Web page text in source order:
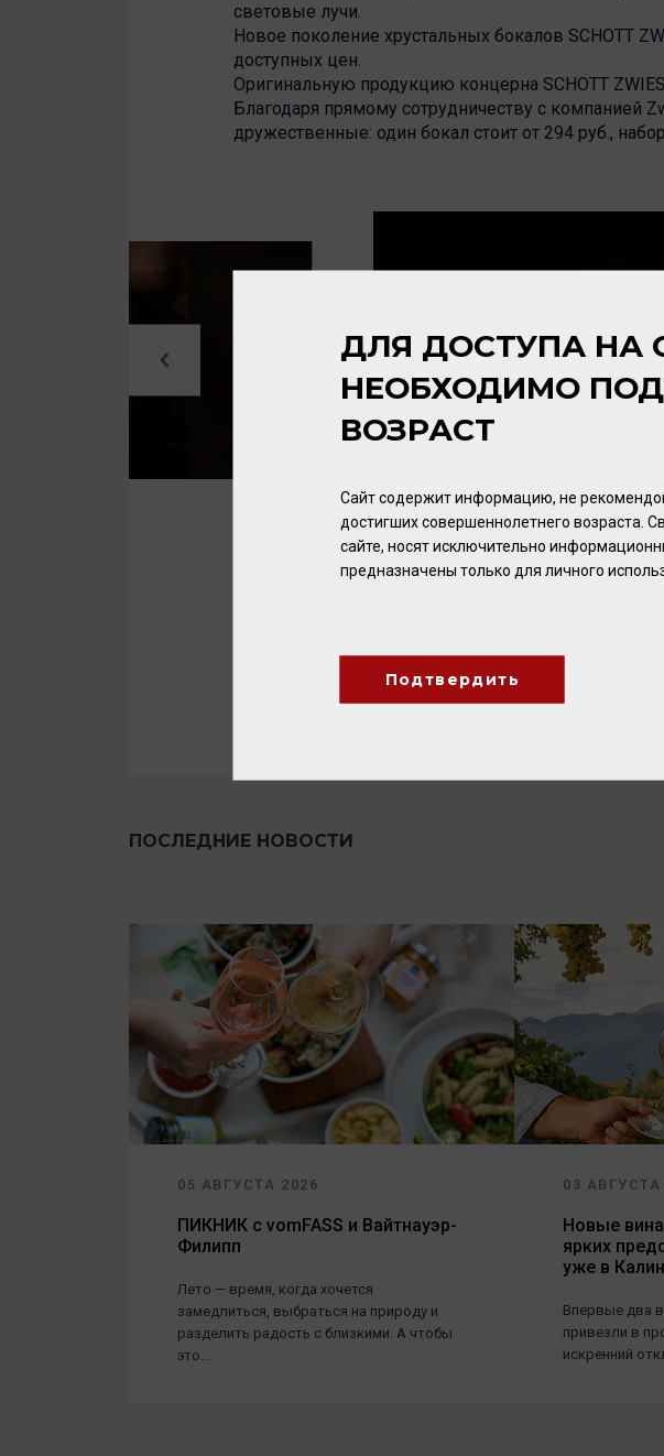
световые лучи.
Новое поколение хрустальных бокалов SCHOTT
доступных цен.
Оригинальную продукцию концерна SCHOTT
Благодаря прямому сотрудничеству с компанией
дружественные: один бокал стоит от 294 руб.,
ПОСЛЕДНИЕ НОВОСТИ
05 АВГУСТА 2026
ПИКНИК с vomFASS и Вайтнауэр-
Филипп
Лето — время, когда хочется
замедлиться, выбраться на природу и
разделить радость с близкими. А чтобы
это...
03 АВГУСТА
Новые
ярких
уже в
Впервые два
привезли в
искренний
ДЛЯ ДОСТУПА НА
НЕОБХОДИМО
ВОЗРАСТ
Сайт содержит информацию, не
достигших совершеннолетнего возраста.
сайте, носят исключительно
предназначены только для личного
Подтвердить